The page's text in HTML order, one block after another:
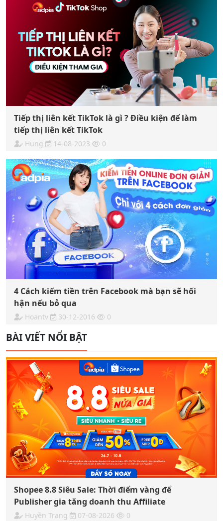
Tiếp thị liên kết TikTok là gì ? Điều kiện để làm
tiếp thị liên kết TikTok
Hung 14-08-2023 0
4 Cách kiếm tiền trên Facebook mà bạn sẽ hối
hận nếu bỏ qua
Hoantv 30-12-2016 0
BÀI VIẾT NỔI BẬT
Shopee 8.8 Siêu Sale: Thời điểm vàng để
Publisher gia tăng doanh thu Affiliate
Huyền Trang 07-08-2026 0